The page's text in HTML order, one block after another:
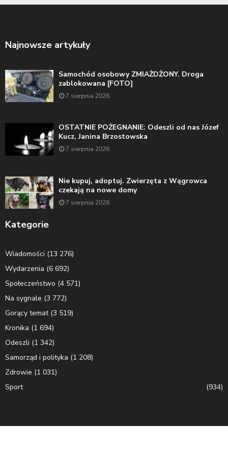
Najnowsze artykuły
Samochód osobowy ZMIAŻDŻONY. Droga
zablokowana [FOTO]
7 sierpnia 2026
OSTATNIE POŻEGNANIE: Odeszli od nas Józef
Kucz, Janina Brzostowska
7 sierpnia 2026
Nie kupuj, adoptuj. Zwierzęta z Wągrowca
czekają na nowe domy
7 sierpnia 2026
Kategorie
Wiadomości (13 276)
Wydarzenia (6 692)
Społeczeństwo (4 571)
Na sygnale (3 772)
Gorący temat(3 519)
Kronika (1 694)
Odeszli (1 342)
Samorząd i polityka (1 208)
Zdrowie (1 031)
Sport
(934)